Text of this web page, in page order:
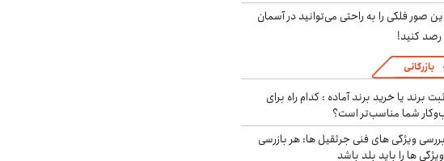
این صور فلکی را به راحتی می‌توانید در آسمان
کنید!
بازرگانی
ثبت برند یا خرید برند آماده : کدام راه برای
شما مناسب‌تر است؟
بررسی ویژگی های فنی جرثقیل ها: هر بازرسی
ها را باید بلد باشد